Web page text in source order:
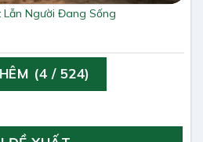
Người Đang Sống
(4 / 524)